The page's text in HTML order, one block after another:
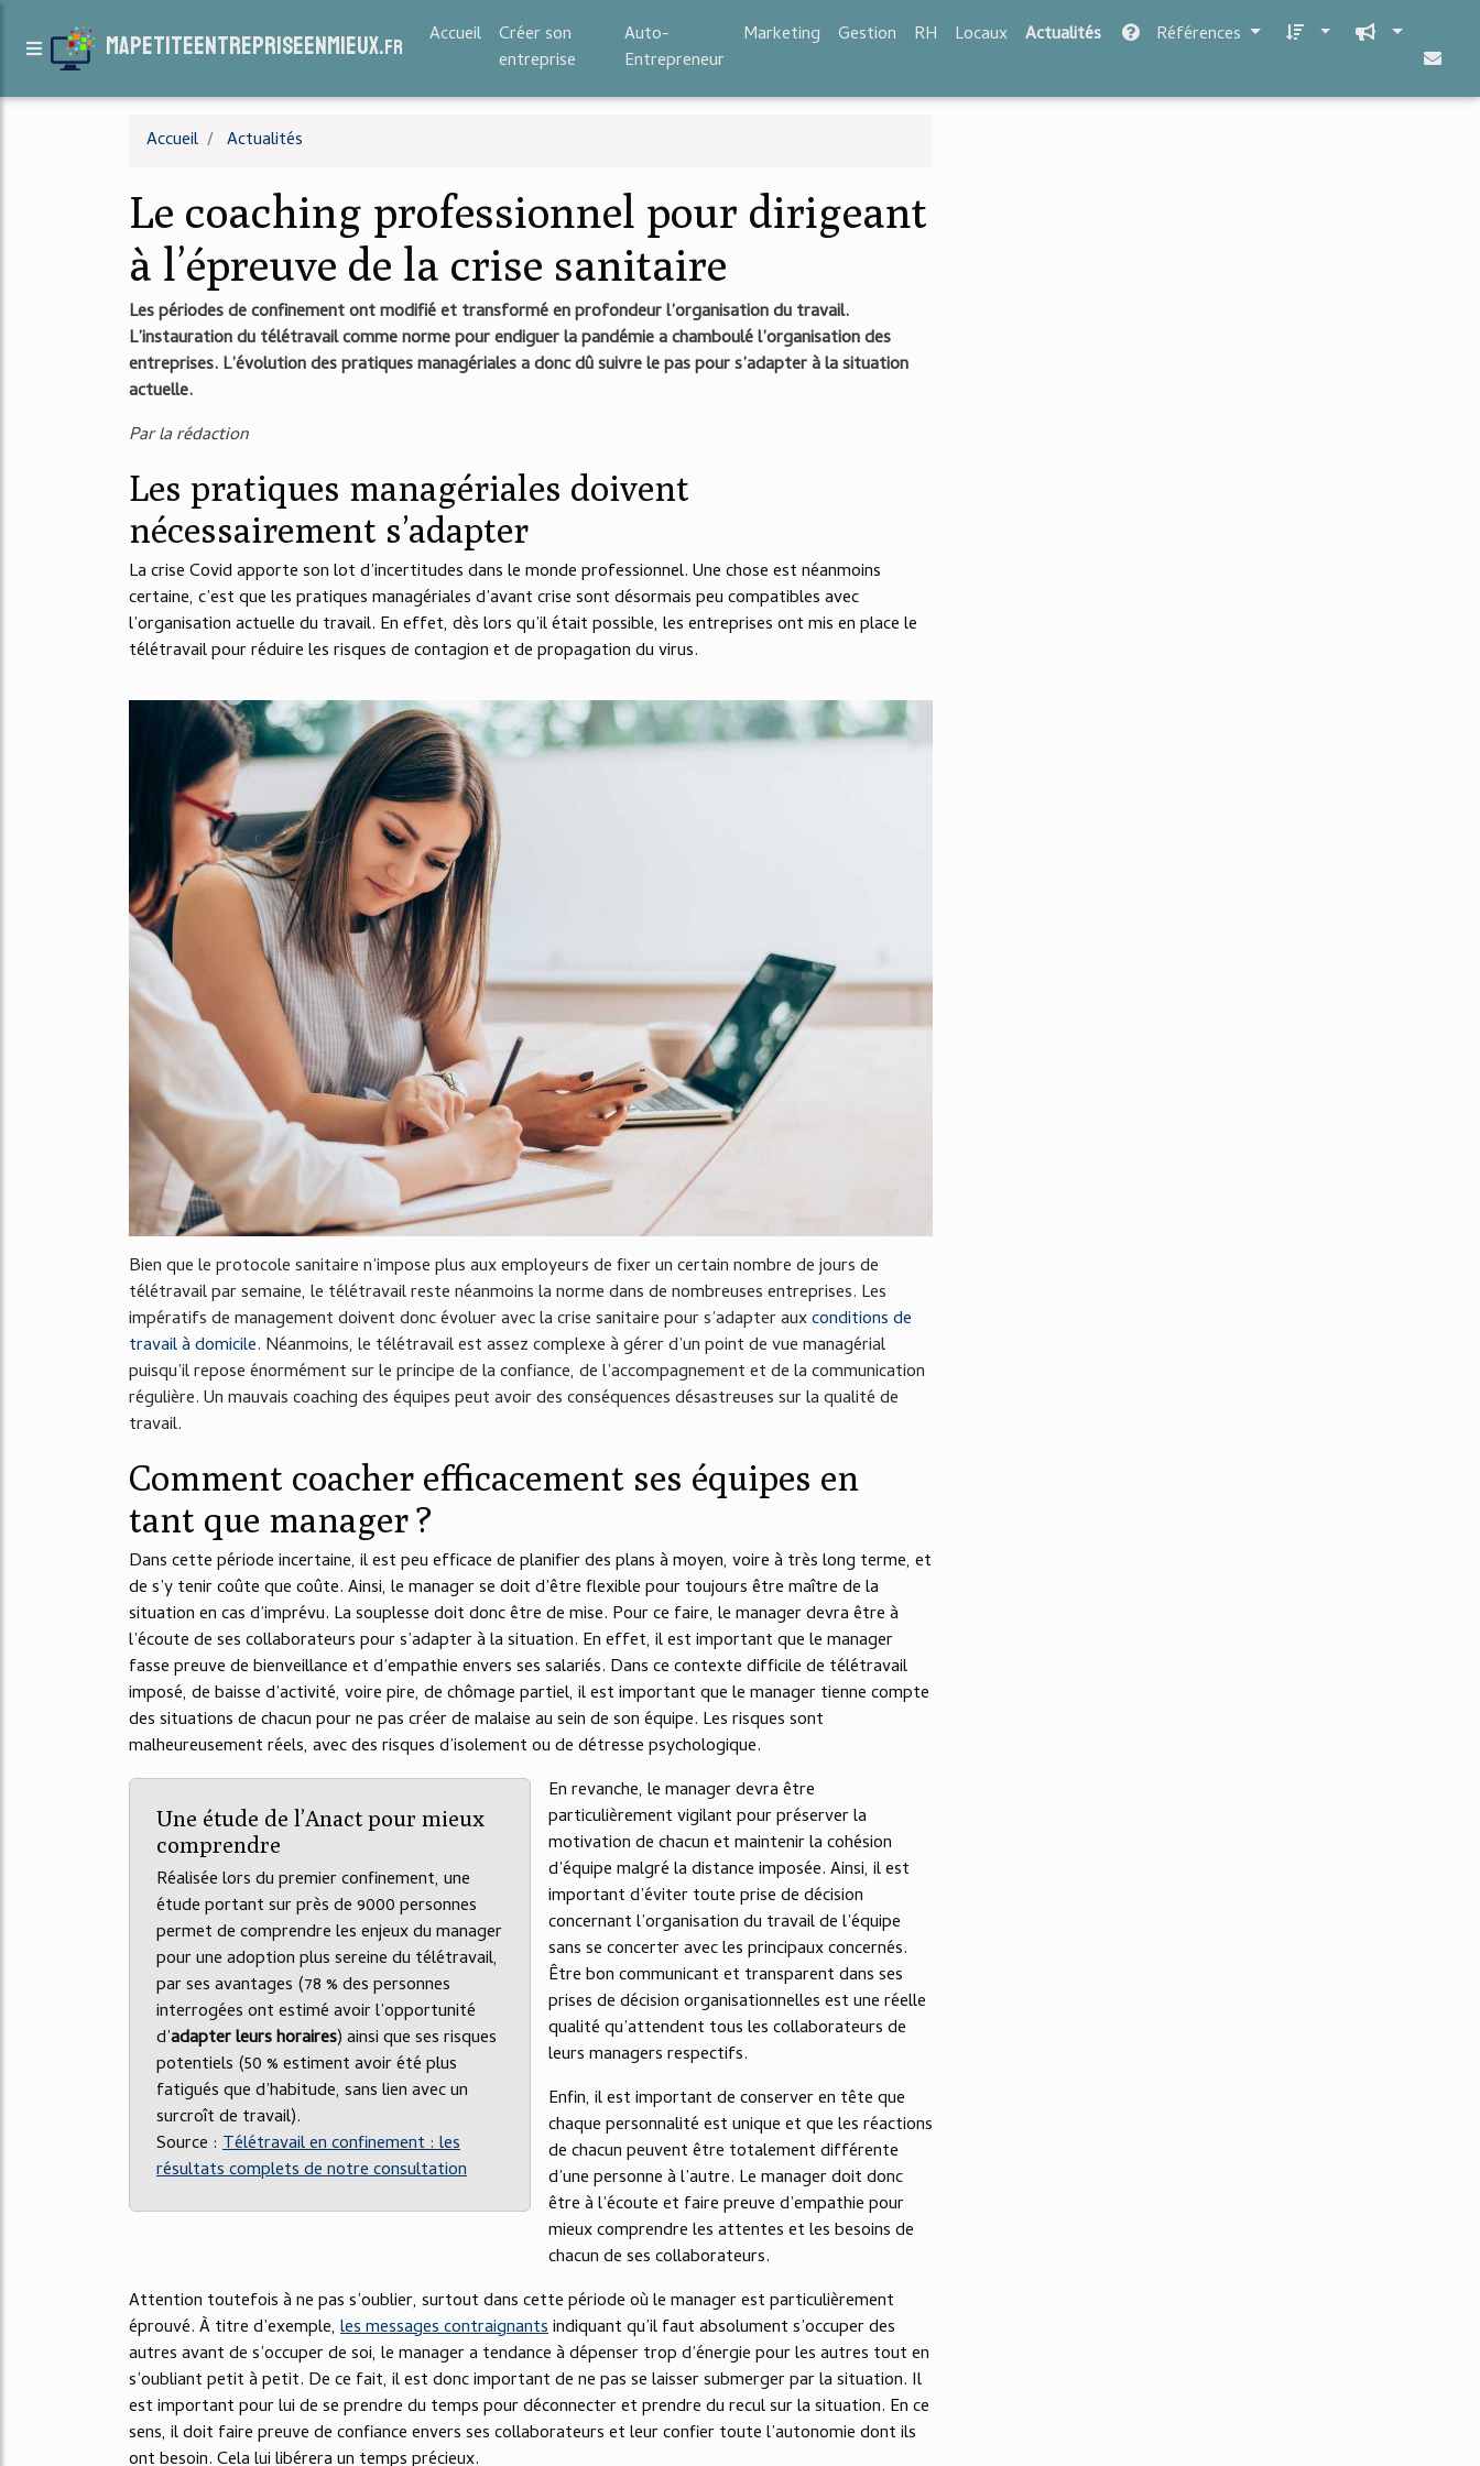
mapetiteentrepriseenmieux.fr Accueil
Créer son
entreprise
Auto-
Entrepreneur
Marketing Gestion RH Locaux Actualités Références
Accueil Actualités
Le coaching professionnel pour dirigeant
à l’épreuve de la crise sanitaire
Les périodes de confinement ont modifié et transformé en profondeur l’organisation du travail.
L’instauration du télétravail comme norme pour endiguer la pandémie a chamboulé l’organisation des
entreprises. L’évolution des pratiques managériales a donc dû suivre le pas pour s’adapter à la situation
actuelle.
Par la rédaction
Les pratiques managériales doivent
nécessairement s’adapter
La crise Covid apporte son lot d’incertitudes dans le monde professionnel. Une chose est néanmoins
certaine, c’est que les pratiques managériales d’avant crise sont désormais peu compatibles avec
l’organisation actuelle du travail. En effet, dès lors qu’il était possible, les entreprises ont mis en place le
télétravail pour réduire les risques de contagion et de propagation du virus.
Bien que le protocole sanitaire n’impose plus aux employeurs de fixer un certain nombre de jours de
télétravail par semaine, le télétravail reste néanmoins la norme dans de nombreuses entreprises. Les
impératifs de management doivent donc évoluer avec la crise sanitaire pour s’adapter auxconditions de
travail à domicile. Néanmoins, le télétravail est assez complexe à gérer d’un point de vue managérial
puisqu’il repose énormément sur le principe de la confiance, de l’accompagnement et de la communication
régulière. Un mauvais coaching des équipes peut avoir des conséquences désastreuses sur la qualité de
travail.
Comment coacher efficacement ses équipes en
tant que manager ?
Dans cette période incertaine, il est peu efficace de planifier des plans à moyen, voire à très long terme, et
de s’y tenir coûte que coûte. Ainsi, le manager se doit d’être flexible pour toujours être maître de la
situation en cas d’imprévu. La souplesse doit donc être de mise. Pour ce faire, le manager devra être à
l’écoute de ses collaborateurs pour s’adapter à la situation. En effet, il est important que le manager
fasse preuve de bienveillance et d’empathie envers ses salariés. Dans ce contexte difficile de télétravail
imposé, de baisse d’activité, voire pire, de chômage partiel, il est important que le manager tienne compte
des situations de chacun pour ne pas créer de malaise au sein de son équipe. Les risques sont
malheureusement réels, avec des risques d’isolement ou de détresse psychologique.
Une étude de l’Anact pour mieux
comprendre
Réalisée lors du premier confinement, une
étude portant sur près de 9000 personnes
permet de comprendre les enjeux du manager
pour une adoption plus sereine du télétravail,
par ses avantages (78 % des personnes
interrogées ont estimé avoir l’opportunité
d’adapter leurshoraires) ainsi que ses risques
potentiels (50 % estiment avoir été plus
fatigués que d’habitude, sans lien avec un
surcroît de travail).
Source : Télétravail en confinement : les
résultats complets de notre consultation
En revanche, le manager devra être
particulièrement vigilant pour préserver la
motivation de chacun et maintenir la cohésion
d’équipe malgré la distance imposée. Ainsi, il est
important d’éviter toute prise de décision
concernant l’organisation du travail de l’équipe
sans se concerter avec les principaux concernés.
Être bon communicant et transparent dans ses
prises de décision organisationnelles est une réelle
qualité qu’attendent tous les collaborateurs de
leurs managers respectifs.
Enfin, il est important de conserver en tête que
chaque personnalité est unique et que les réactions
de chacun peuvent être totalement différente
d’une personne à l’autre. Le manager doit donc
être à l’écoute et faire preuve d’empathie pour
mieux comprendre les attentes et les besoins de
chacun de ses collaborateurs.
Attention toutefois à ne pas s’oublier, surtout dans cette période où le manager est particulièrement
éprouvé. À titre d’exemple, les messages contraignantsindiquant qu’il faut absolument s’occuper des
autres avant de s’occuper de soi, le manager a tendance à dépenser trop d’énergie pour les autres tout en
s’oubliant petit à petit. De ce fait, il est donc important de ne pas se laisser submerger par la situation. Il
est important pour lui de se prendre du temps pour déconnecter et prendre du recul sur la situation. En ce
sens, il doit faire preuve de confiance envers ses collaborateurs et leur confier toute l’autonomie dont ils
ont besoin. Cela lui libérera un temps précieux.